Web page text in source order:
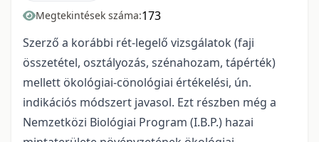
Megtekintések száma:173
Szerző a korábbi rét-legelő vizsgálatok (faji
összetétel, osztályozás, szénahozam, tápérték)
mellett ökológiai-cönológiai értékelési, ún.
indikációs módszert javasol. Ezt részben még a
Nemzetközi Biológiai Program (I.B.P.) hazai